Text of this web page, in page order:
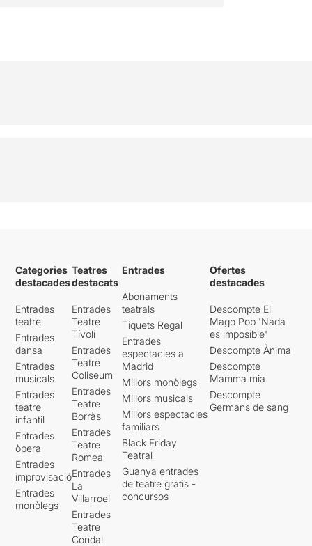
Categories
destacades
Entrades
teatre
Entrades
dansa
Entrades
musicals
Entrades
teatre
infantil
Entrades
òpera
Entrades
improvisació
Entrades
monòlegs
Teatres
destacats
Entrades
Teatre
Tívoli
Entrades
Teatre
Coliseum
Entrades
Teatre
Borràs
Entrades
Teatre
Romea
Entrades
La
Villarroel
Entrades
Teatre
Condal
Entrades
Abonaments
teatrals
Tiquets Regal
Entrades
espectacles a
Madrid
Millors monòlegs
Millors musicals
Millors espectacles
familiars
Black Friday
Teatral
Guanya entrades
de teatre gratis -
concursos
Ofertes
destacades
Descompte El
Mago Pop 'Nada
es imposible'
Descompte Ànima
Descompte
Mamma mia
Descompte
Germans de sang